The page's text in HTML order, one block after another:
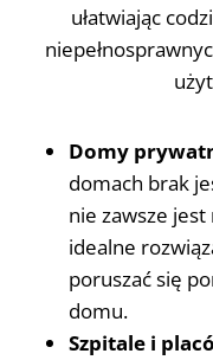
ułatwiając
Domy
domach brak
nie zawsze jest
idealne
poruszać się
domu.
Szpitale i